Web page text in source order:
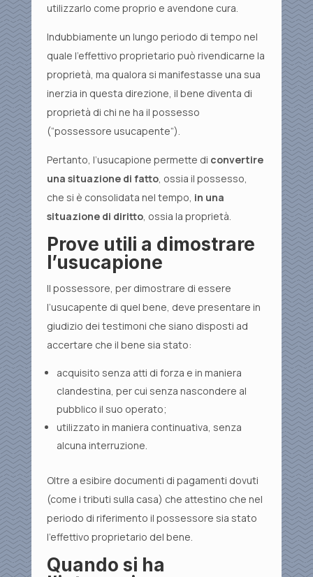
utilizzarlo come proprio e avendone cura.
Indubbiamente un lungo periodo di tempo nel
quale l’effettivo proprietario può rivendicarne la
proprietà, ma qualora si manifestasse una sua
inerzia in questa direzione, il bene diventa di
proprietà di chi ne ha il possesso
(“possessore usucapente”).
Pertanto, l’usucapione permette di convertire
una situazione di fatto, ossia il possesso,
che si è consolidata nel tempo, in una
situazione di diritto, ossia la proprietà.
Prove utili a dimostrare
l’usucapione
Il possessore, per dimostrare di essere
l’usucapente di quel bene, deve presentare in
giudizio dei testimoni che siano disposti ad
accertare che il bene sia stato:
acquisito senza atti di forza e in maniera
clandestina, per cui senza nascondere al
pubblico il suo operato;
utilizzato in maniera continuativa, senza
alcuna interruzione.
Oltre a esibire documenti di pagamenti dovuti
(come i tributi sulla casa) che attestino che nel
periodo di riferimento il possessore sia stato
l’effettivo proprietario del bene.
Quando si ha